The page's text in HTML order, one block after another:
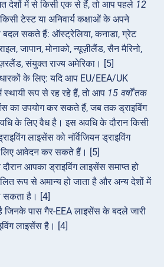
देशों में से किसी एक से हैं, तो आप पहले 12
टेस्ट या अनिवार्य कक्षाओं के अपने
बदल सकते हैं: ऑस्ट्रेलिया, कनाडा, ग्रेट
जापान, मोनाको, न्यूज़ीलैंड, सैन मैरिनो,
संयुक्त राज्य अमेरिका। [5]
के लिए: यदि आप EU/EEA/UK
स्थायी रूप से रह रहे हैं, तो आप 15 वर्षोंतक
का उपयोग कर सकते हैं, जब तक ड्राइविंग
के लिए वैध है। इस अवधि के दौरान किसी
लाइसेंस को नॉर्वेजियन ड्राइविंग
आवेदन कर सकते हैं। [5]
दौरान आपका ड्राइविंग लाइसेंस समाप्त हो
रूप से अमान्य हो जाता है और अन्य देशों में
सकता है। [4]
जिनके पास गैर-EEA लाइसेंस के बदले जारी
लाइसेंस है। [4]